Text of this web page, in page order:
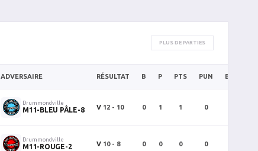
PLUS DE PARTIES
ADVERSAIRE RÉSULTAT B P PTS PUN BAN
Drummondville
M11-BLEU PÂLE-8 V 12 - 10 0 1 1 0
Drummondville
M11-ROUGE-2 V 10 - 8 0 0 0 0